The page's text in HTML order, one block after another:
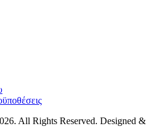
All Rights Reserved. Designed &